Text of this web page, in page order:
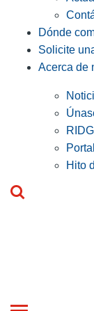
Dónde
Solicite
Acerca de
Hito